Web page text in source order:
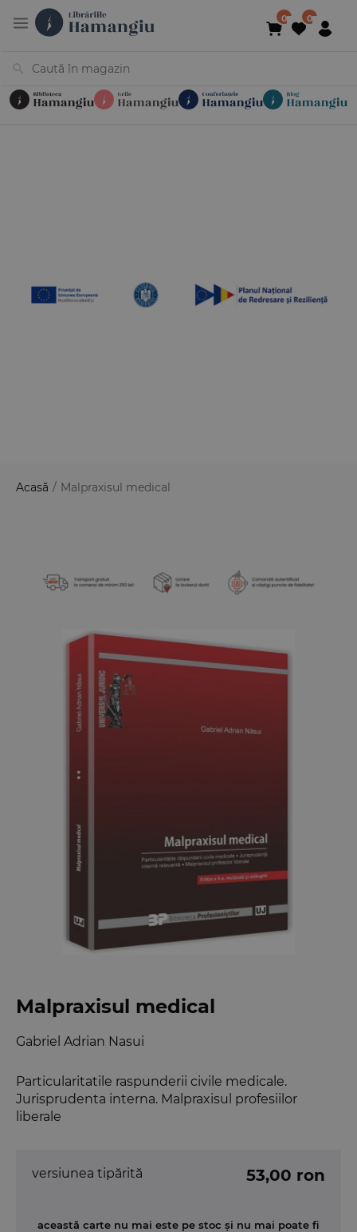
Acasă / Malpraxisul medical
Malpraxisul medical
Particularitatile raspunderii civile medicale.
Jurisprudenta interna. Malpraxisul profesiilor
liberale
Gabriel Adrian Nasui
versiunea tipărită 53,00 ron
această carte nu mai este pe stoc și nu mai poate fi